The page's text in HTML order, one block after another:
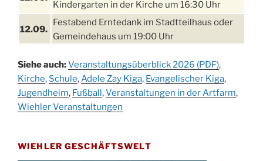
Kindergarten in der Kirche um 16:30 Uhr
12.09.
Festabend Erntedank im Stadtteilhaus oder
Gemeindehaus um 19:00 Uhr
13.09.
Stadtteilhaus um 14:00 Uhr
19.09.
Schlagerabend im Stadtteilhaus
Drabenderhöhe
Kinderbibeltag im Ev. Gemeindehaus von 10-
Siehe auch:Veranstaltungsüberblick 2026 (PDF),
Kirche, Schule,Adele Zay Kiga, Evangelischer Kiga,
Jugendheim, Fußball ,Veranstaltungen in der Artfarm,
Wiehler Veranstaltungen
WIEHLER GESCHÄFTSWELT